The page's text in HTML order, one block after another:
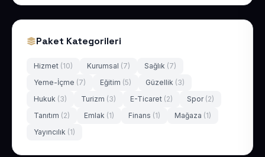
Paket Kategorileri
Hizmet (10) Kurumsal (7) Sağlık (7)
Yeme-İçme (7) Eğitim (5) Güzellik (3)
Hukuk (3) Turizm (3) E-Ticaret (2) Spor (2)
Tanıtım (2) Emlak (1) Finans (1) Mağaza (1)
Yayıncılık (1)